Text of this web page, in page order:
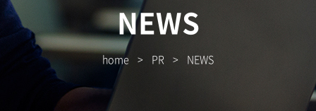
NEWS
home > PR > NEWS